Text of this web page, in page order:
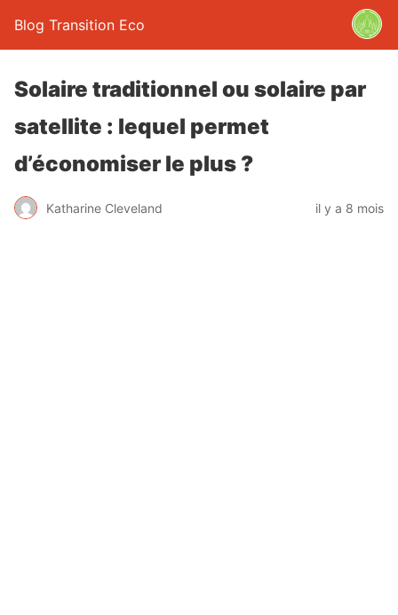
Blog Transition Eco
Solaire traditionnel ou solaire par
satellite : lequel permet
d’économiser le plus ?
Katharine Cleveland il y a 8 mois